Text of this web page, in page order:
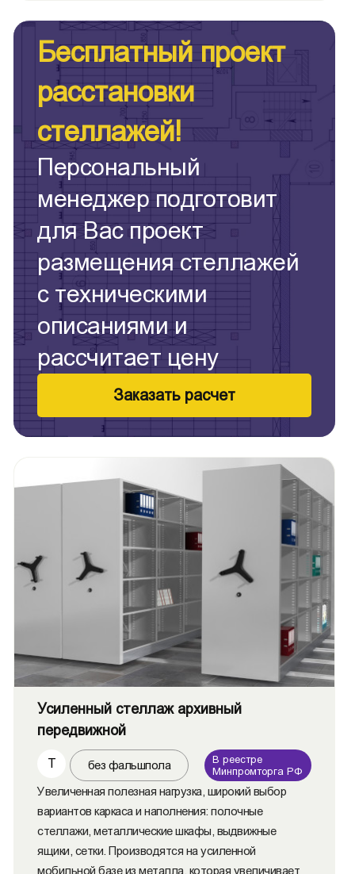
Бесплатный проект
расстановки
стеллажей!
Персональный
менеджер подготовит
для Вас проект
размещения стеллажей
с техническими
описаниями и
рассчитает цену
Заказать расчет
Усиленный стеллаж архивный
передвижной
Т без фальшпола
В реестре
Минпромторга РФ
Увеличенная полезная нагрузка, широкий выбор
вариантов каркаса и наполнения: полочные
стеллажи, металлические шкафы, выдвижные
ящики, сетки. Производятся на усиленной
мобильной базе из металла, которая увеличивает